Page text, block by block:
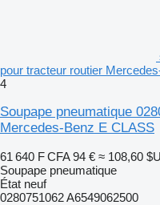
pour tracteur routier
4
Soupape pneumatique
Mercedes-Benz E CLASS
61 640 F CFA 94 € ≈ 108,60
Soupape pneumatique
État neuf
0280751062 A6549062500